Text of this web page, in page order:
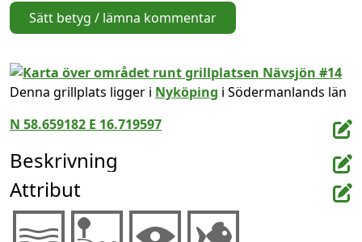
Sätt betyg / lämna kommentar
Denna grillplats ligger i Nyköping i Södermanlands län
N 58.659182 E 16.719597
Beskrivning
Attribut